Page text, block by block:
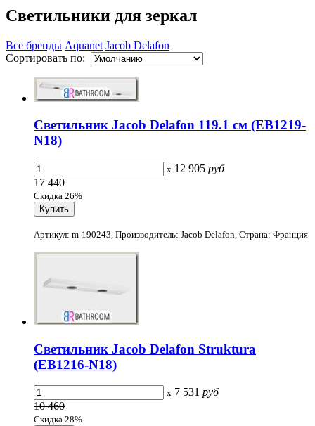
Светильники для зеркал
Все бренды Aquanet Jacob Delafon
Сортировать по:
Светильник Jacob Delafon 119.1 см (EB1219-
N18)
x 12 905 руб
17 440
Скидка 26%
Артикул: m-190243, Производитель: Jacob Delafon, Страна: Франция
Светильник Jacob Delafon Struktura
(EB1216-N18)
x 7 531 руб
10 460
Скидка 28%